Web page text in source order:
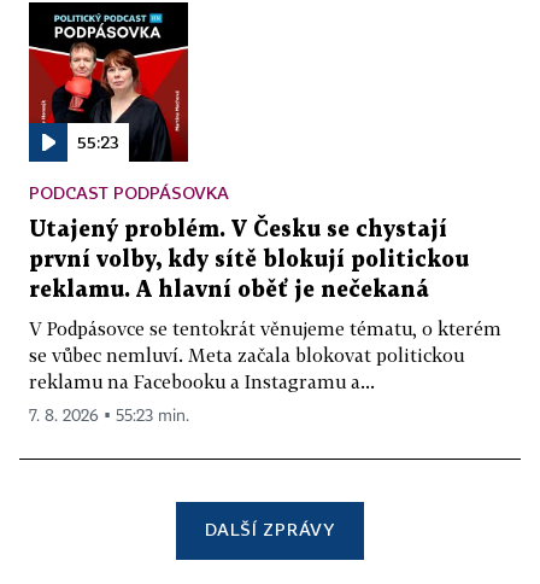
55:23
PODCAST PODPÁSOVKA
Utajený problém. V Česku se chystají
první volby, kdy sítě blokují politickou
reklamu. A hlavní oběť je nečekaná
V Podpásovce se tentokrát věnujeme tématu, o kterém
se vůbec nemluví. Meta začala blokovat politickou
reklamu na Facebooku a Instagramu a...
7. 8. 2026 ▪ 55:23 min.
DALŠÍ ZPRÁVY